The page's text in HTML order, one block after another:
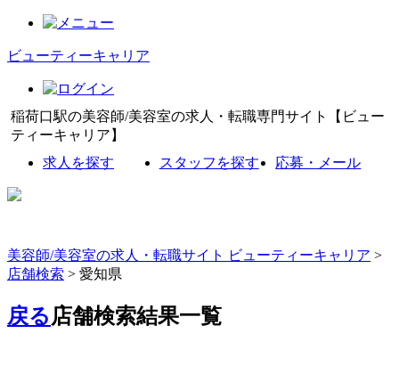
ビューティーキャリア
稲荷口駅の美容師/美容室の求人・転職専門サイト【ビュー
ティーキャリア】
求人を探す
スタッフを探す 応募・メール
美容師/美容室の求人・転職サイト ビューティーキャリア >
店舗検索 > 愛知県
戻る店舗検索結果一覧